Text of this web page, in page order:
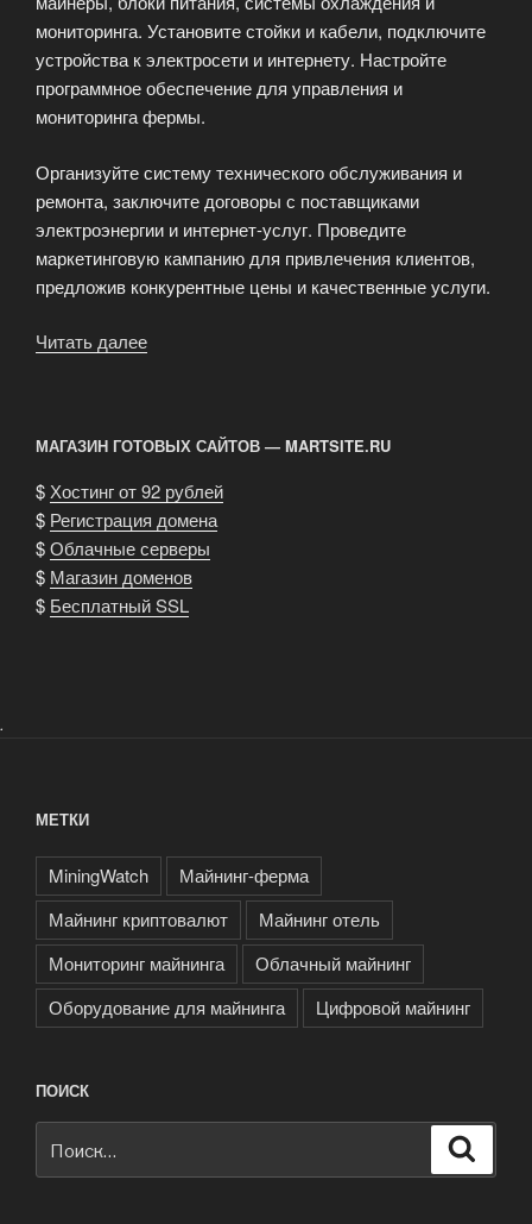
мониторинга. Установите стойки и кабели, подключите
устройства к электросети и интернету. Настройте
программное обеспечение для управления и
мониторинга фермы.
Организуйте систему технического обслуживания и
ремонта, заключите договоры с поставщиками
электроэнергии и интернет-услуг. Проведите
маркетинговую кампанию для привлечения клиентов,
предложив конкурентные цены и качественные услуги.
Читать далее
МАГАЗИН ГОТОВЫХ САЙТОВ — MARTSITE.RU
$Хостинг от 92 рублей
$ Регистрация домена
$Облачные серверы
$ Магазин доменов
$ Бесплатный SSL
.
МЕТКИ
MiningWatch
Майнинг-ферма
Майнинг криптовалют
Майнинг отель
Мониторинг майнинга
Облачный майнинг
Оборудование для майнинга
Цифровой майнинг
ПОИСК